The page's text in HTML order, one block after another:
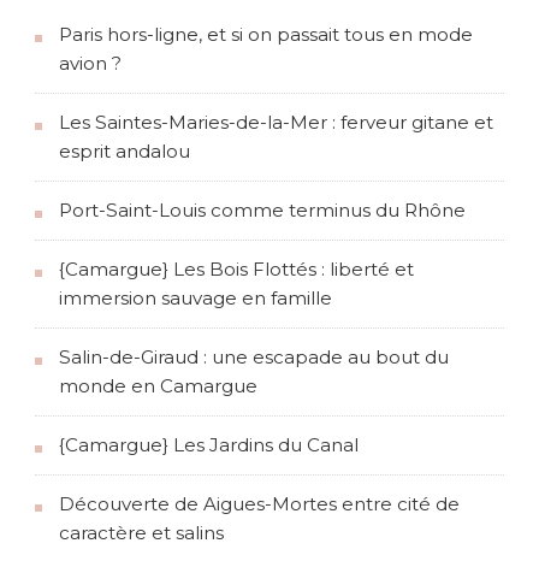
Paris hors-ligne, et si on passait tous en mode
avion ?
Les Saintes-Maries-de-la-Mer : ferveur gitane et
esprit andalou
Port-Saint-Louis comme terminus du Rhône
{Camargue} Les Bois Flottés : liberté et
immersion sauvage en famille
Salin-de-Giraud : une escapade au bout du
monde en Camargue
{Camargue} Les Jardins du Canal
Découverte de Aigues-Mortes entre cité de
caractère et salins